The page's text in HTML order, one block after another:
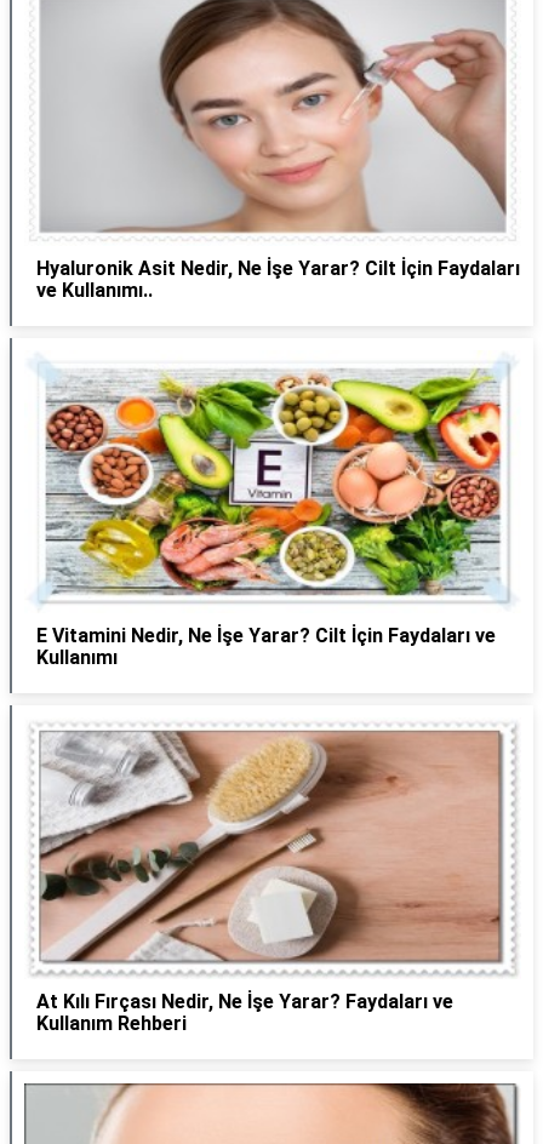
Hyaluronik Asit Nedir, Ne İşe Yarar? Cilt İçin Faydaları
ve Kullanımı..
E Vitamini Nedir, Ne İşe Yarar? Cilt İçin Faydaları ve
Kullanımı
At Kılı Fırçası Nedir, Ne İşe Yarar? Faydaları ve
Kullanım Rehberi